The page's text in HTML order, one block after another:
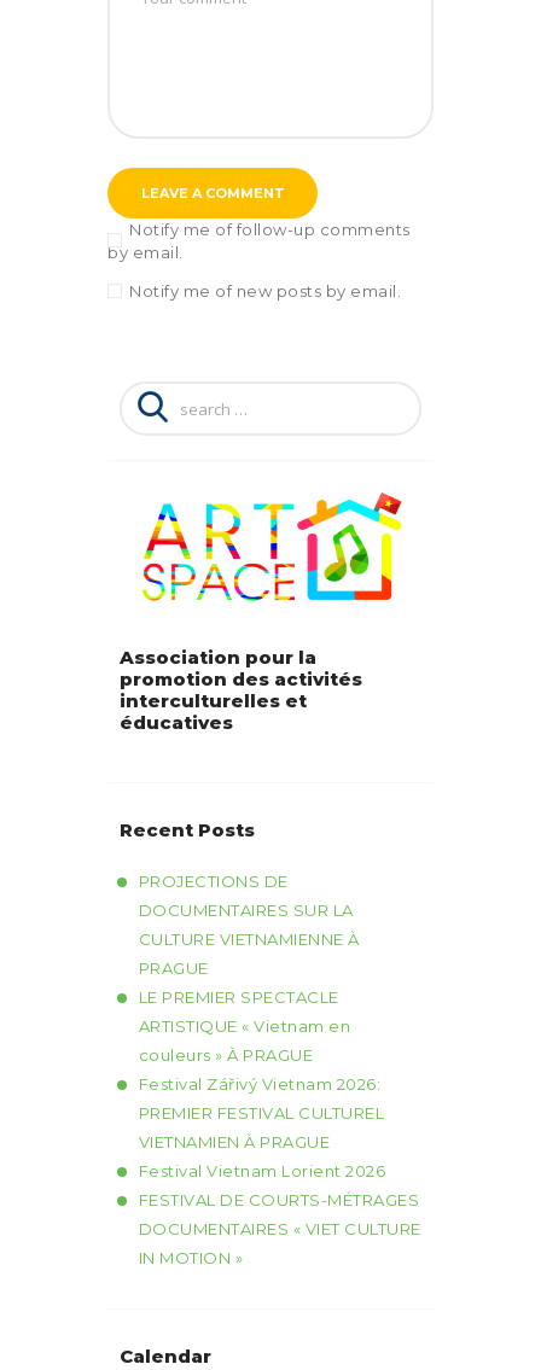
Notify me of follow-up comments
by email.
Notify me of new posts by email.
Search
for:
Association pour la
promotion des activités
interculturelles et
éducatives
Recent Posts
PROJECTIONS DE
DOCUMENTAIRES SUR LA
CULTURE VIETNAMIENNE À
PRAGUE
LE PREMIER SPECTACLE
ARTISTIQUE « Vietnam en
couleurs » À PRAGUE
Festival Zářivý Vietnam 2026:
PREMIER FESTIVAL CULTUREL
VIETNAMIEN À PRAGUE
Festival Vietnam Lorient 2026
FESTIVAL DE COURTS-MÉTRAGES
DOCUMENTAIRES « VIET CULTURE
IN MOTION »
Calendar